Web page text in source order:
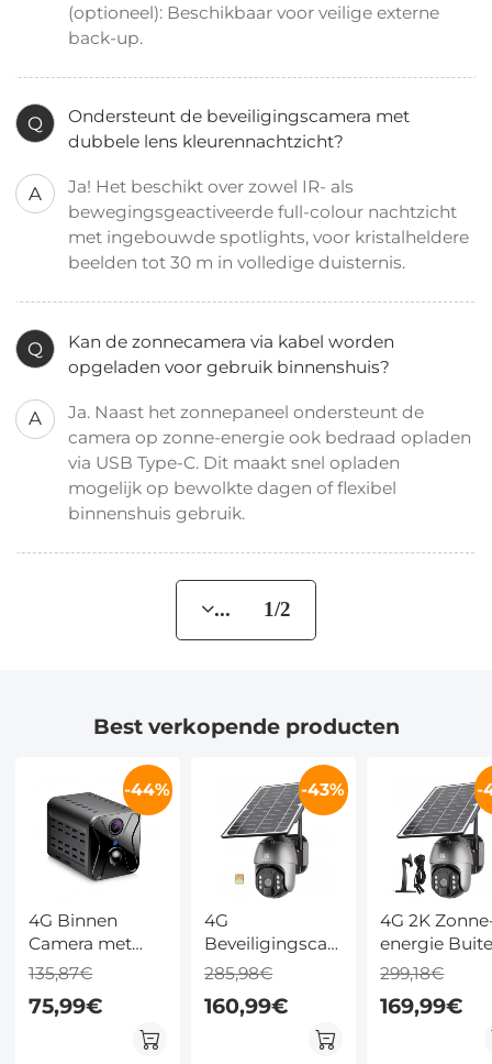
(optioneel): Beschikbaar voor veilige externe
back-up.
Q
Ondersteunt de beveiligingscamera met
dubbele lens kleurennachtzicht?
A
Ja! Het beschikt over zowel IR- als
bewegingsgeactiveerde full-colour nachtzicht
met ingebouwde spotlights, voor kristalheldere
beelden tot 30 m in volledige duisternis.
Q
Kan de zonnecamera via kabel worden
opgeladen voor gebruik binnenshuis?
A
Ja. Naast het zonnepaneel ondersteunt de
camera op zonne-energie ook bedraad opladen
via USB Type-C. Dit maakt snel opladen
mogelijk op bewolkte dagen of flexibel
binnenshuis gebruik.
... 1/2
Best verkopende producten
-44%
4G Binnen
Camera met
Accu, 1080P en
Infrarood
Nachtzicht
135,87€
75,99€
-43%
4G
Beveiligingscamera
met
Zonnepaneel,
Accu en SIM
285,98€
160,99€
-
4G 2K
energie
- Draadloze
CCTV
299,18€
169,99€